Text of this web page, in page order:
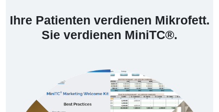
Ihre Patienten verdienen Mikrofett.
Sie verdienen MiniTC®.